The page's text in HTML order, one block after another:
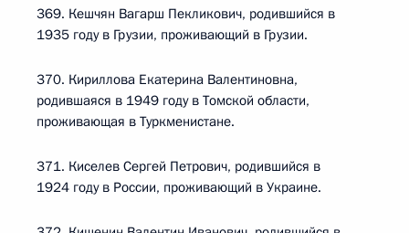
369. Кешчян Вагарш Пекликович, родившийся в
1935 году в Грузии, проживающий в Грузии.
370. Кириллова Екатерина Валентиновна,
родившаяся в 1949 году в Томской области,
проживающая в Туркменистане.
371. Киселев Сергей Петрович, родившийся в
1924 году в России, проживающий в Украине.